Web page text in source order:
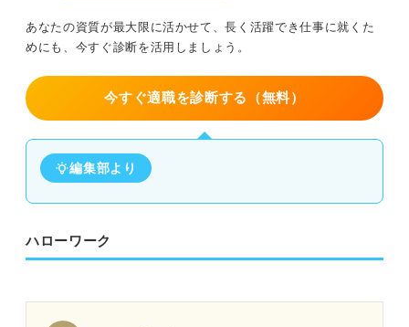
あなたの資質が最大限に活かせて、長く活躍でき仕事に就くた
めにも、今すぐ診断を活用しましょう。
今すぐ適職を診断する（無料）
編集部より
ハローワーク